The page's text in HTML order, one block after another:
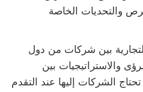
والتحديات الخاصة
بين شركات من دول
والاستراتيجيات بين
الشركات إليها عند التقدم